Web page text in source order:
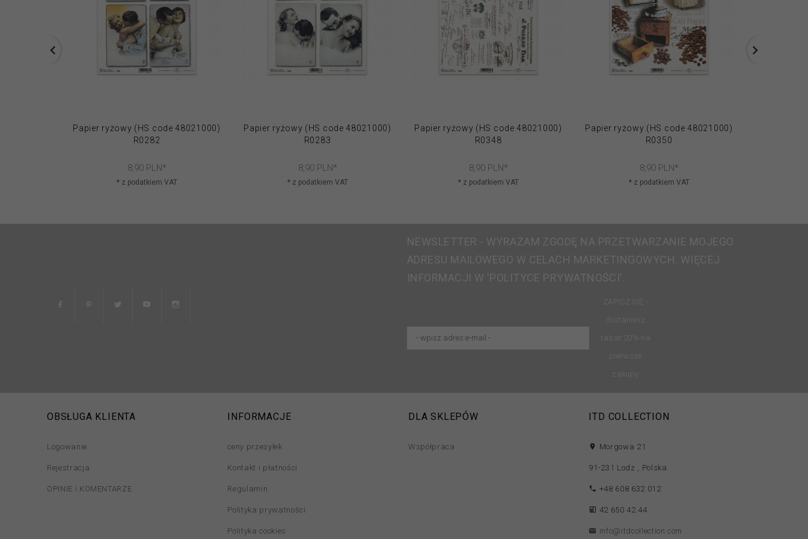
Papier ryżowy (HS code 48021000)
R0282
8,90 PLN*
* z podatkiem VAT
Papier ryżowy (HS code 48021000)
R0283
8,90 PLN*
* z podatkiem VAT
Papier ryżowy (HS code 48021000)
R0348
8,90 PLN*
* z podatkiem VAT
Papier ryżowy (HS code 48021000)
R0350
8,90 PLN*
* z podatkiem VAT
NEWSLETTER - WYRAŻAM ZGODĘ NA PRZETWARZANIE MOJEGO
ADRESU MAILOWEGO W CELACH MARKETINGOWYCH. WIĘCEJ
INFORMACJI W 'POLITYCE PRYWATNOŚCI'.
ZAPISZ SIĘ -
dostaniesz
rabat 20% na
pierwsze
zakupy
OBSŁUGA KLIENTA
Logowanie
Rejestracja
OPINIE i KOMENTARZE
INFORMACJE
ceny przesyłek
Kontakt i płatności
Regulamin
Polityka prywatności
Polityka cookies
DLA SKLEPÓW
Współpraca
ITD COLLECTION
Morgowa 21
91-231 Lodz , Polska
+48 608 632 012
42 650 42 44
info@itdcollection.com